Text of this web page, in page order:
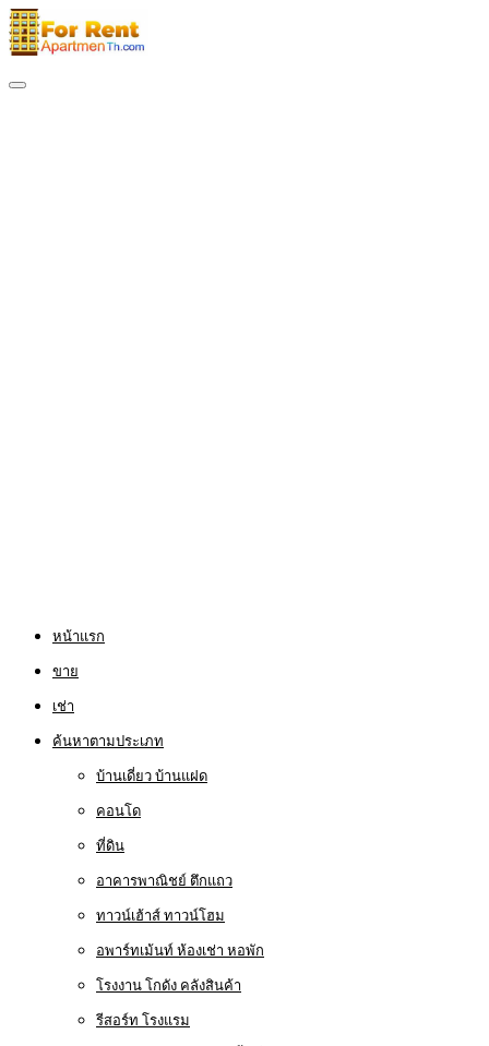
หน้าแรก
ขาย
เช่า
ค้นหาตามประเภท
บ้านเดี่ยว บ้านแฝด
คอนโด
ที่ดิน
อาคารพาณิชย์ ตึกแถว
ทาวน์เฮ้าส์ ทาวน์โฮม
อพาร์ทเม้นท์ ห้องเช่า หอพัก
โรงงาน โกดัง คลังสินค้า
รีสอร์ท โรงแรม